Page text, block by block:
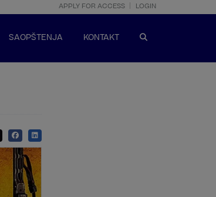
APPLY FOR ACCESS LOGIN
SAOPŠTENJA KONTAKT